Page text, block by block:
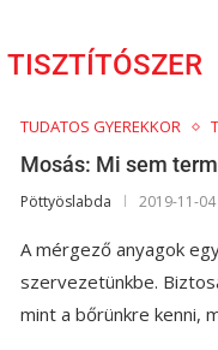
TISZTÍTÓSZER
TUDATOS GYEREKKOR
Mosás: Mi sem
Pöttyöslabda 2019-11-04
A mérgező anyagok
szervezetünkbe.
mint a bőrünkre kenni,